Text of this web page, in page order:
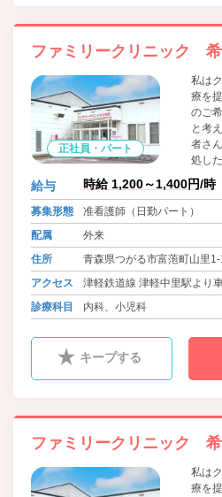
ファミリークリニック
正社員・パート
私は
療を
のご
と考
者さ
処し
希望
りま
米で
視さ
給与 時給 1,200～1,400円/時
募集形態
准看護師（日勤パート）
配属
外来
住所
青森県つがる市富萢町山里1-
アクセス
津軽鉄道線 津軽中里駅より
診療科目
内科、小児科
キープする
ファミリークリニック
私は
療を